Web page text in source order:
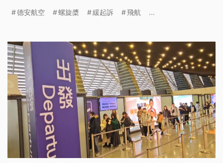
原廠執行3C干擾認證，加上機上沒有空服員，為確
德安航空 螺旋槳 緩起訴 飛航 ...